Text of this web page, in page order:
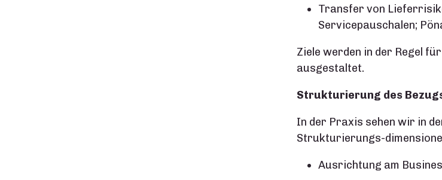
Transfer von
Servicepauschalen;
Ziele werden in der Regel
ausgestaltet.
Strukturierung des
In der Praxis sehen wir in
Strukturierungs-
Ausrichtung am